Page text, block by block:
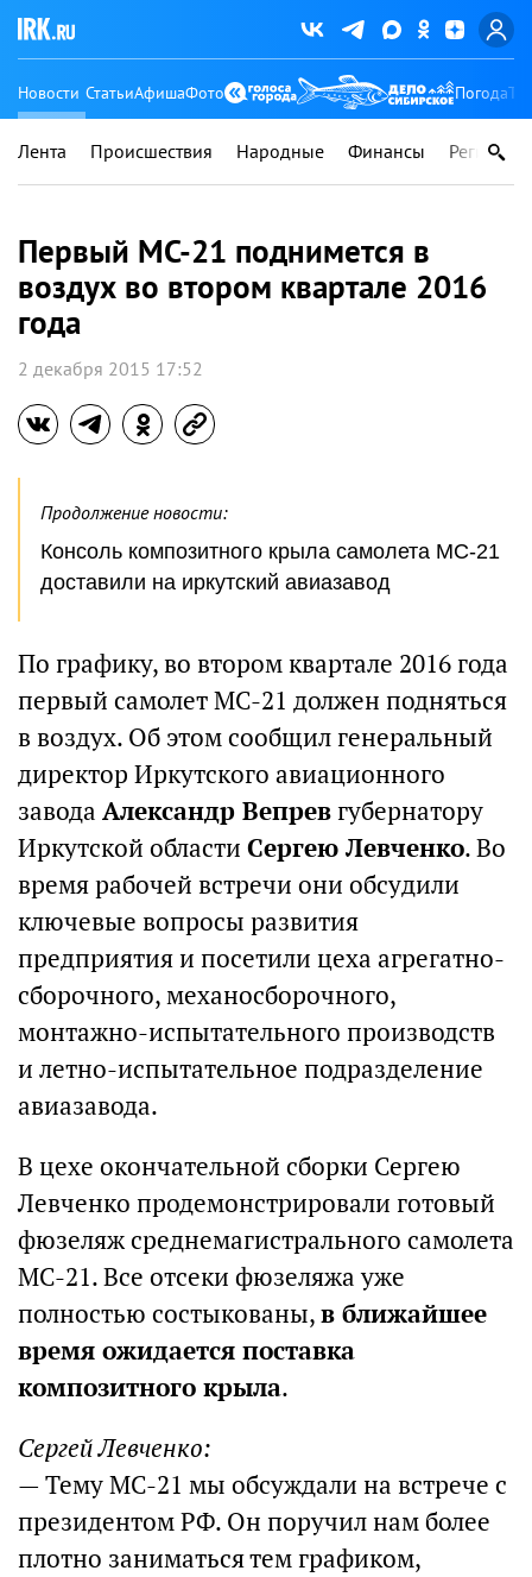
Новости СтатьиАфишаФото Погода
Лента Происшествия Народные Финансы Регионы
Первый МС-21 поднимется в
воздух во втором квартале 2016
года
2 декабря 2015 17:52
Продолжение новости:
Консоль композитного крыла самолета МС-21
доставили на иркутский авиазавод
По графику, во втором квартале 2016 года
первый самолет МС-21 должен подняться
в воздух. Об этом сообщил генеральный
директор Иркутского авиационного
завода Александр Вепревгубернатору
Иркутской области Сергею Левченко. Во
время рабочей встречи они обсудили
ключевые вопросы развития
предприятия и посетили цеха агрегатно-
сборочного, механосборочного,
монтажно-испытательного производств
и летно-испытательное подразделение
авиазавода.
В цехе окончательной сборки Сергею
Левченко продемонстрировали готовый
фюзеляж среднемагистрального самолета
МС-21. Все отсеки фюзеляжа уже
полностью состыкованы,в ближайшее
время ожидается поставка
композитного крыла.
Сергей Левченко:
— Тему МС-21 мы обсуждали на встрече с
президентом РФ. Он поручил нам более
плотно заниматься тем графиком,